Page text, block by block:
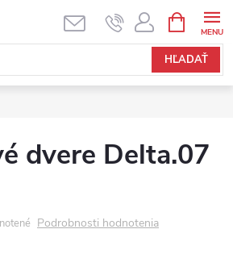
HĽADAŤ
dvere Delta.07
Podrobnosti hodnotenia